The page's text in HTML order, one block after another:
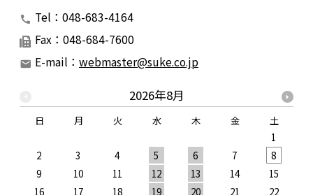
Tel：048-683-4164
Fax：048-684-7600
E-mail： webmaster@suke.co.jp
2026年8月
日 月 火 水 木 金
土
1
2
3 4 5 6 7
8
9
10 11 12 13 14
15
16
17 18 19 20 21 22